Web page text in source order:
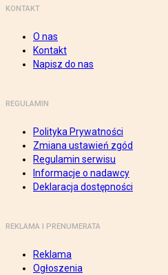
KONTAKT
O nas
Kontakt
Napisz do nas
REGULAMIN
Polityka Prywatności
Zmiana ustawień zgód
Regulamin serwisu
Informacje o nadawcy
Deklaracja dostępności
REKLAMA I PRENUMERATA
Reklama
Ogłoszenia